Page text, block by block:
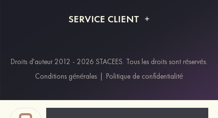
Retour et remboursement
SERVICE CLIENT
Modes de paiement
Klarna
Paypal
Droits d'auteur 2012 - 2026 STACEES. Tous les droits sont réservés.
Conditions générales
Politique de confidentialité